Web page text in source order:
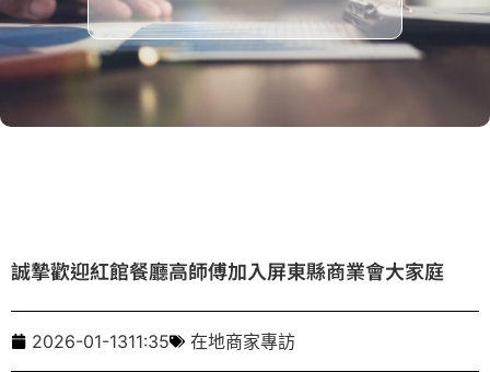
誠摯歡迎紅館餐廳高師傅加入屏東縣商業會大家庭
2026-01-1311:35 在地商家專訪